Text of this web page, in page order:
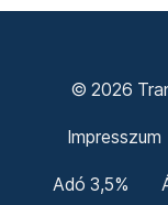
© 2026
Impresszum
Adó 3,5%